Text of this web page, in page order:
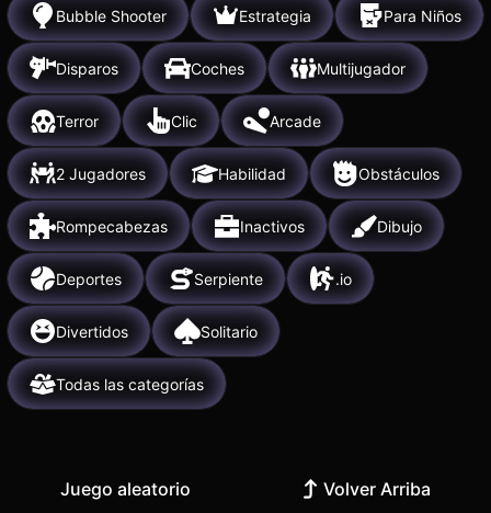
Bubble Shooter Estrategia Para Niños
Disparos Coches Multijugador
Terror Clic Arcade
2 Jugadores Habilidad Obstáculos
Rompecabezas Inactivos Dibujo
Deportes Serpiente .io
Divertidos Solitario
Todas las categorías
Juego aleatorio Volver Arriba